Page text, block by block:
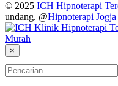
© 2025 ICH Hipnoterapi
undang. @Hipnoterapi Jogja
×